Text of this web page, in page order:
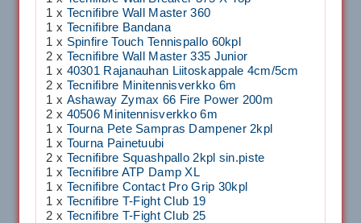
1 x Tecnifibre Wall Master 360
1 x Tecnifibre Bandana
1 x Spinfire Touch Tennispallo 60kpl
2 x Tecnifibre Wall Master 335 Junior
1 x 40301 Rajanauhan Liitoskappale 4cm/5cm
2 x Tecnifibre Minitennisverkko 6m
1 x Ashaway Zymax 66 Fire Power 200m
2 x 40506 Minitennisverkko 6m
1 x Tourna Pete Sampras Dampener 2kpl
1 x Tourna Painetuubi
2 x Tecnifibre Squashpallo 2kpl sin.piste
1 x Tecnifibre ATP Damp XL
1 x Tecnifibre Contact Pro Grip 30kpl
1 x Tecnifibre T-Fight Club 19
2 x Tecnifibre T-Fight Club 25